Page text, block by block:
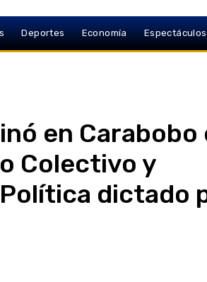
Deportes Economía Espectáculos
en Carabobo
Colectivo y
dictado